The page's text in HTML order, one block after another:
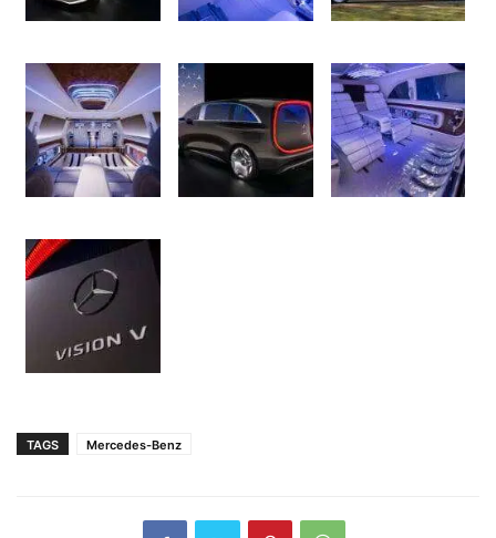
TAGS Mercedes-Benz